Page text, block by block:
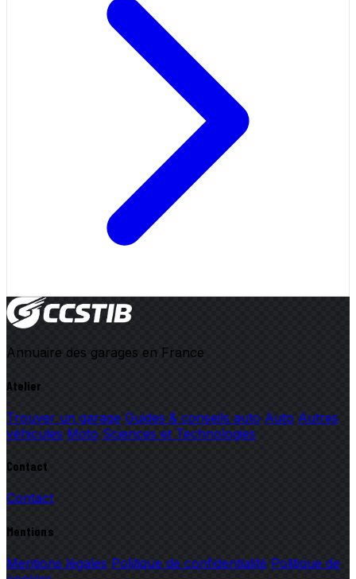
Annuaire des garages en France
Atelier
Trouver un garage Guides & conseils auto Auto Autres
véhicules Moto Sciences et Technologies
Contact
Contact
Mentions
Mentions légales Politique de confidentialité Politique de